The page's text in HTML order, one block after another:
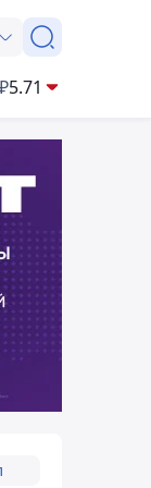
₽5.71